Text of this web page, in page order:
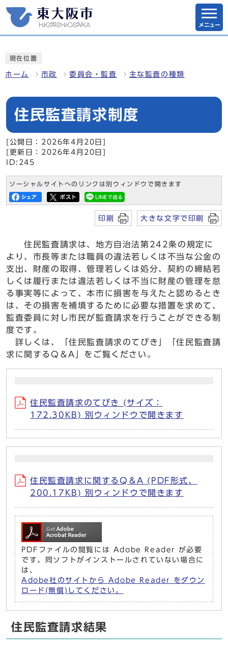
メニュー
現在位置
ホーム 市政 委員会・監査 主な監査の種類
住民監査請求制度
[公開日：2026年4月20日]
[更新日：2026年4月20日]
ID:245
ソーシャルサイトへのリンクは別ウィンドウで開きます
印刷 大きな文字で印刷
住民監査請求は、地方自治法第242条の規定に
より、市長等または職員の違法若しくは不当な公金の
支出、財産の取得、管理若しくは処分、契約の締結若
しくは履行または違法若しくは不当に財産の管理を怠
る事実等によって、本市に損害を与えたと認めるとき
は、その損害を補填するために必要な措置を求めて、
監査委員に対し市民が監査請求を行うことができる制
度です。
詳しくは、「住民監査請求のてびき」「住民監査請
求に関するQ＆A」をご覧ください。
住民監査請求のてびき (サイズ：
172.30KB) 別ウィンドウで開きます
住民監査請求に関するQ＆A (PDF形式、
200.17KB) 別ウィンドウで開きます
PDFファイルの閲覧には Adobe Reader が必要
です。同ソフトがインストールされていない場合に
は、
Adobe社のサイトから Adobe Reader をダウン
ロード(無償)してください。
住民監査請求結果